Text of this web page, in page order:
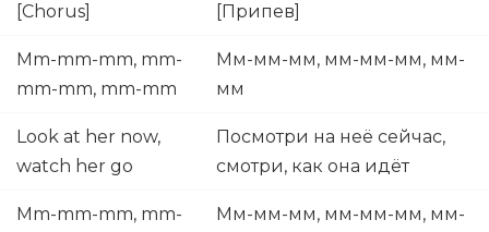
[Chorus] [Припев]
Mm-mm-mm, mm-
mm-mm, mm-mm
Мм-мм-мм, мм-мм-мм, мм-
мм
Look at her now,
watch her go
Посмотри на неё сейчас,
смотри, как она идёт
Mm-mm-mm, mm-
Мм-мм-мм, мм-мм-мм, мм-